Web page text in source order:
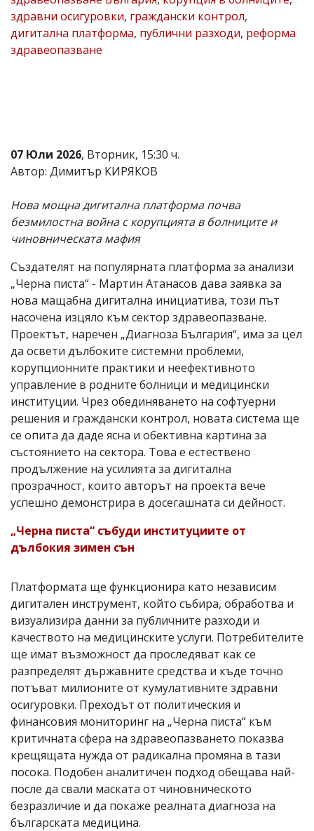
Коментарите
статиите
се
отговорност
за
тях!
откриете
обиден
за
вас
моля
сигнализирайте
ни!
здравни осигуровки, граждански контрол,
дигитална платформа, публични разходи, реформа
здравеопазване
07 Юли 2026, Вторник, 15:30 ч.
Автор: Димитър КИРЯКОВ
Нова мощна дигитална платформа почва
безмилостна война с корупцията в болниците и
чиновническата мафия
Създателят на популярната платформа за анализи
„Черна писта“ - Мартин Атанасов дава заявка за
нова мащабна дигитална инициатива, този път
насочена изцяло към сектор здравеопазване.
Проектът, наречен „Диагноза България“, има за цел
да освети дълбоките системни проблеми,
корупционните практики и неефективното
управление в родните болници и медицински
институции. Чрез обединяването на софтуерни
решения и граждански контрол, новата система ще
се опита да даде ясна и обективна картина за
състоянието на сектора. Това е естествено
продължение на усилията за дигитална
прозрачност, които авторът на проекта вече
успешно демонстрира в досегашната си дейност.
„Черна писта“ събуди институциите от
дълбокия зимен сън
Платформата ще функционира като независим
дигитален инструмент, който събира, обработва и
визуализира данни за публичните разходи и
качеството на медицинските услуги. Потребителите
ще имат възможност да проследяват как се
разпределят държавните средства и къде точно
потъват милионите от кумулативните здравни
осигуровки. Преходът от политическия и
финансовия мониторинг на „Черна писта“ към
критичната сфера на здравеопазването показва
крещящата нужда от радикална промяна в тази
посока. Подобен аналитичен подход обещава най-
после да свали маската от чиновническото
безразличие и да покаже реалната диагноза на
българската медицина.